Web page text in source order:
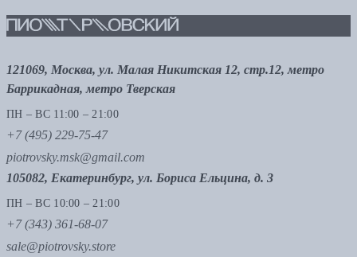
121069, Москва, ул. Малая Никитская 12, стр.12, метро
Баррикадная, метро Тверская
ПН – ВС 11:00 – 21:00
+7 (495) 229-75-47
piotrovsky.msk@gmail.com
105082, Екатеринбург, ул. Бориса Ельцина, д. 3
ПН – ВС 10:00 – 21:00
+7 (343) 361-68-07
sale@piotrovsky.store